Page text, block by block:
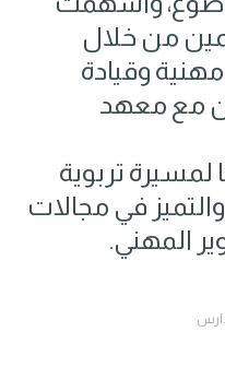
من خلال
وقيادة
مع معهد
لمسيرة تربوية
في مجالات
المهني.